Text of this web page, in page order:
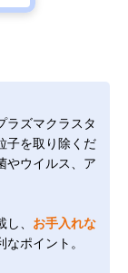
ラズマクラスタ
子を取り除くだ
やウイルス、ア
、 お手入れな
なポイント。